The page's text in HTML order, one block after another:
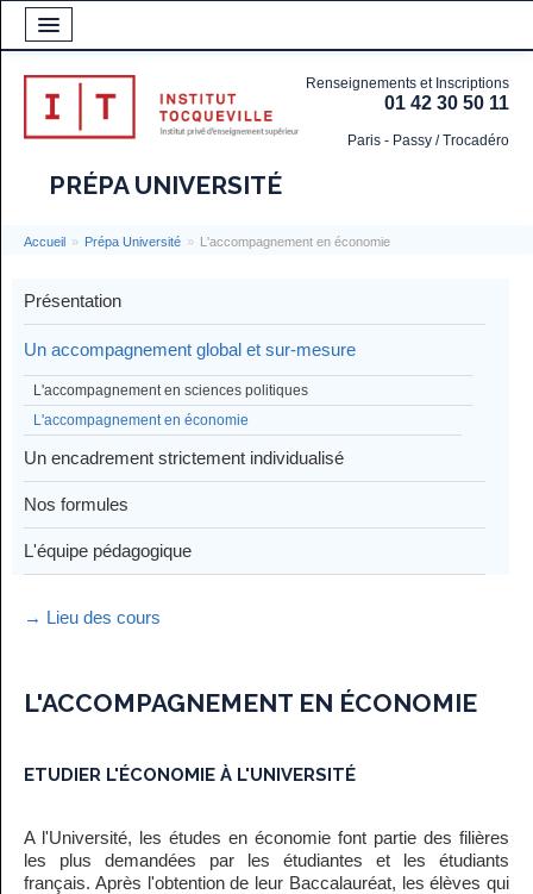
Renseignements et Inscriptions
01 42 30 50 11
Paris - Passy / Trocadéro
PRÉPA UNIVERSITÉ
Accueil » Prépa Université » L'accompagnement en économie
Présentation
Un accompagnement global et sur-mesure
L'accompagnement en sciences politiques
L'accompagnement en économie
Un encadrement strictement individualisé
Nos formules
L'équipe pédagogique
→ Lieu des cours
L'ACCOMPAGNEMENT EN ÉCONOMIE
ETUDIER L'ÉCONOMIE À L'UNIVERSITÉ
A l'Université, les études en économie font partie des filières
les plus demandées par les étudiantes et les étudiants
français. Après l'obtention de leur Baccalauréat, les élèves qui